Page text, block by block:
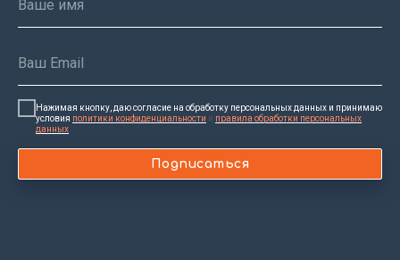
Нажимая кнопку, даю согласие на обработку персональных данных и принимаю
условия политики конфиденциальности и правила обработки персональных
данных
Подписаться